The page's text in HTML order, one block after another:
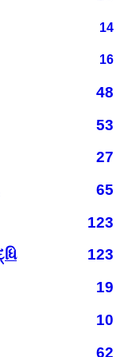
14
16
48
53
27
65
123
123
19
10
62